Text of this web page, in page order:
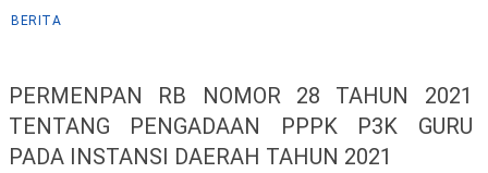
BERITA
PERMENPAN RB NOMOR 28 TAHUN 2021
TENTANG PENGADAAN PPPK P3K GURU
PADA INSTANSI DAERAH TAHUN 2021